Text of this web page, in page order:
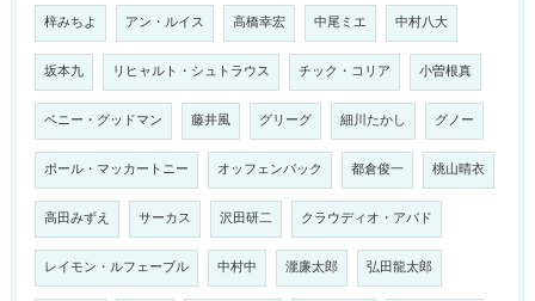
梓みちよ アン・ルイス 高橋幸宏 中尾ミエ 中村八大
坂本九 リヒャルト・シュトラウス チック・コリア 小曽根真
ベニー・グッドマン 藤井風 グリーグ 細川たかし グノー
ポール・マッカートニー オッフェンバック 都倉俊一 桃山晴衣
高田みずえ サーカス 沢田研二 クラウディオ・アバド
レイモン・ルフェーブル 中村中 瀧廉太郎 弘田龍太郎